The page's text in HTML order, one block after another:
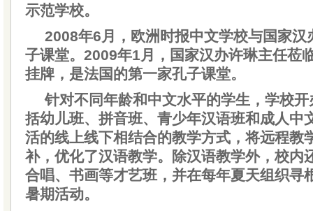
示范学校。
2008年6月，欧洲时报中文学校与国家汉
子课堂。2009年1月，国家汉办许琳主任莅
挂牌，是法国的第一家孔子课堂。
针对不同年龄和中文水平的学生，学校
括幼儿班、拼音班、青少年汉语班和成人中
活的线上线下相结合的教学方式，将远程教
补，优化了汉语教学。除汉语教学外，校内
合唱、书画等才艺班，并在每年夏天组织寻
暑期活动。